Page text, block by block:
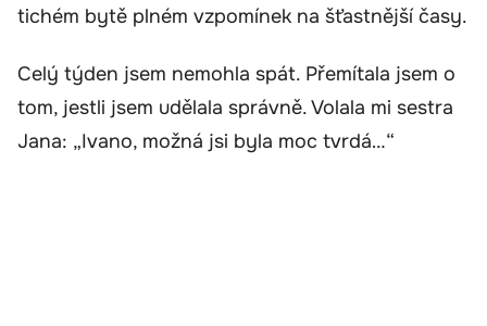
tichém bytě plném vzpomínek na šťastnější časy.
Celý týden jsem nemohla spát. Přemítala jsem o
tom, jestli jsem udělala správně. Volala mi sestra
Jana: „Ivano, možná jsi byla moc tvrdá…“